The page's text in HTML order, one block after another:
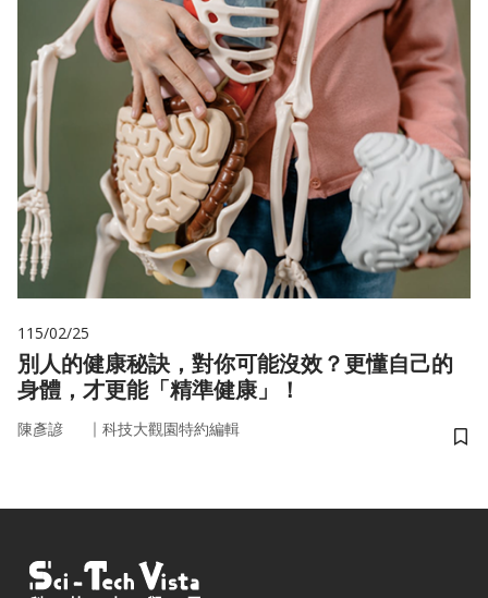
115/02/25
別人的健康秘訣，對你可能沒效？更懂自己的
身體，才更能「精準健康」！
陳彥諺 ｜ 科技大觀園特約編輯
儲